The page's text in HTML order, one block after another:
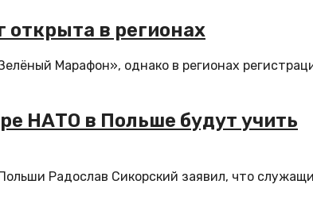
открыта в регионах
Марафон», однако в регионах
НАТО в Польше будут учить
Радослав Сикорский заявил, что